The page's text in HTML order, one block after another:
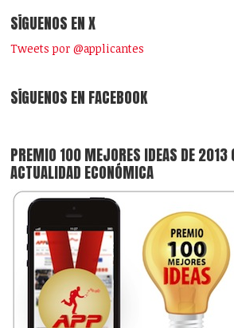
SÍGUENOS EN X
Tweets por @applicantes
SÍGUENOS EN FACEBOOK
PREMIO 100 MEJORES IDEAS DE 2013
ACTUALIDAD ECONÓMICA